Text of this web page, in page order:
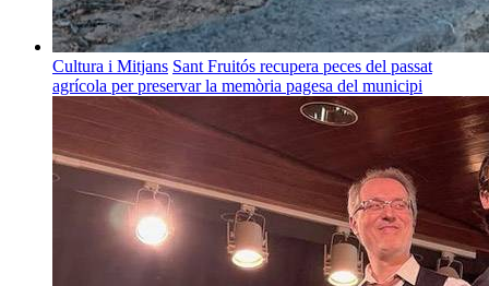
Cultura i Mitjans Sant Fruitós recupera peces del passat
agrícola per preservar la memòria pagesa del municipi